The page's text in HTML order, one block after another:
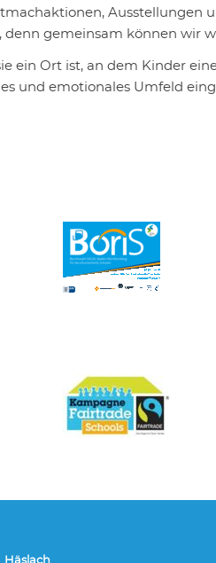
gemeinsam können wir
ein Ort ist, an dem Kinder
und emotionales Umfeld